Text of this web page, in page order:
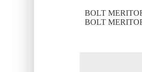
BOLT
BOLT